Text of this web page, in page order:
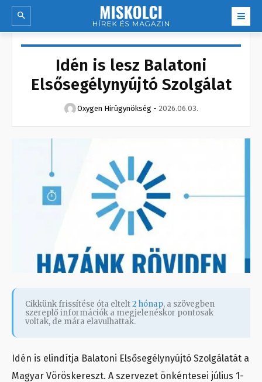
Idén is lesz Balatoni
Elsősegélynyújtó Szolgálat
Oxygen Hirügynökség - 2026.06.03.
Cikkünk frissítése óta eltelt2 hónap, a szövegben
szereplő információk a megjelenéskor pontosak
voltak, de mára elavulhattak.
Idén is elindítja Balatoni Elsősegélynyújtó Szolgálatát a
Magyar Vöröskereszt. A szervezet önkéntesei július 1-